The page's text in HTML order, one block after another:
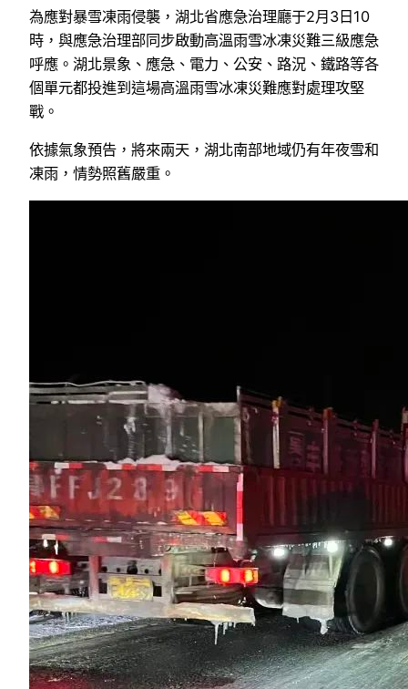
為應對暴雪凍雨侵襲，湖北省應急治理廳于2月3日10
時，與應急治理部同步啟動高溫雨雪冰凍災難三級應急
呼應。湖北景象、應急、電力、公安、路況、鐵路等各
個單元都投進到這場高溫雨雪冰凍災難應對處理攻堅
戰。
依據氣象預告，將來兩天，湖北南部地域仍有年夜雪和
凍雨，情勢照舊嚴重。